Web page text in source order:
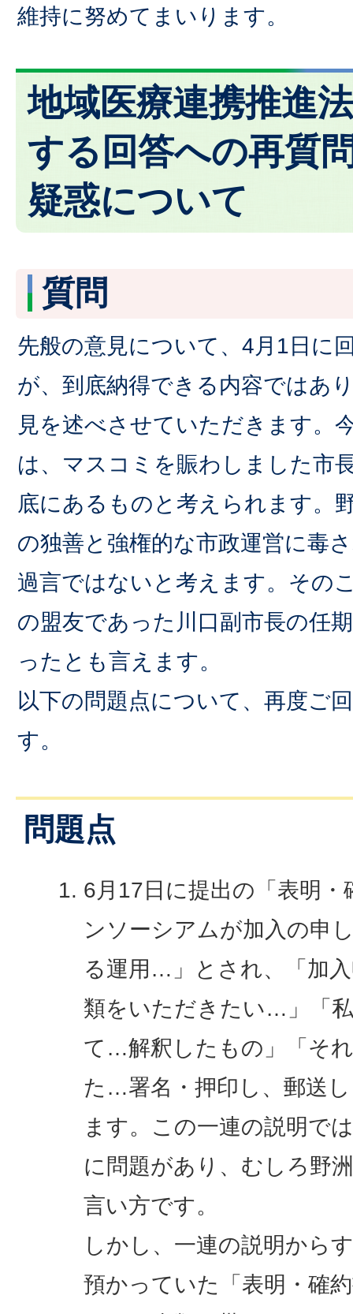
維持に努めてまいります。
地域医療連携推進
する回答への再質
疑惑について
質問
先般の意見について、4月1日に
が、到底納得できる内容ではあ
見を述べさせていただきます。
は、マスコミを賑わしました市
底にあるものと考えられます。
の独善と強権的な市政運営に毒
過言ではないと考えます。その
の盟友であった川口副市長の任
ったとも言えます。
以下の問題点について、再度ご
す。
問題点
6月17日に提出の「表明
ンソーシアムが加入の申
る運用…」とされ、「加
類をいただきたい…」「
て…解釈したもの」「そ
た…署名・押印し、郵送
ます。この一連の説明で
に問題があり、むしろ野
言い方です。
しかし、一連の説明から
預かっていた「表明・確